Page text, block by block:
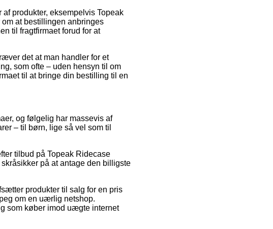
produkter, eksempelvis Topeak
at bestillingen anbringes
til fragtfirmaet forud for at
det at man handler for et
som ofte – uden hensyn til om
til at bringe din bestilling til en
og følgelig har massevis af
– til børn, lige så vel som til
tilbud på Topeak Ridecase
på at antage den billigste
produkter til salg for en pris
om en uærlig netshop.
som køber imod uægte internet